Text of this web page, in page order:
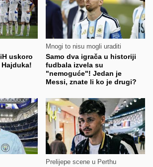
uskoro
Mnogi to nisu mogli uraditi
Samo dva igrača u historiji
fudbala izvela su
"nemoguće"! Jedan je
Messi, znate li ko je drugi?
Prelijepe scene u Perthu